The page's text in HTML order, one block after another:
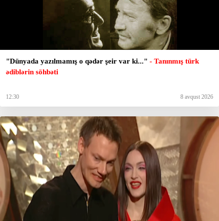
"Dünyada yazılmamış o qədər şeir var ki..." - Tanınmış türk
ədiblərin söhbəti
12:30 8 avqust 2026